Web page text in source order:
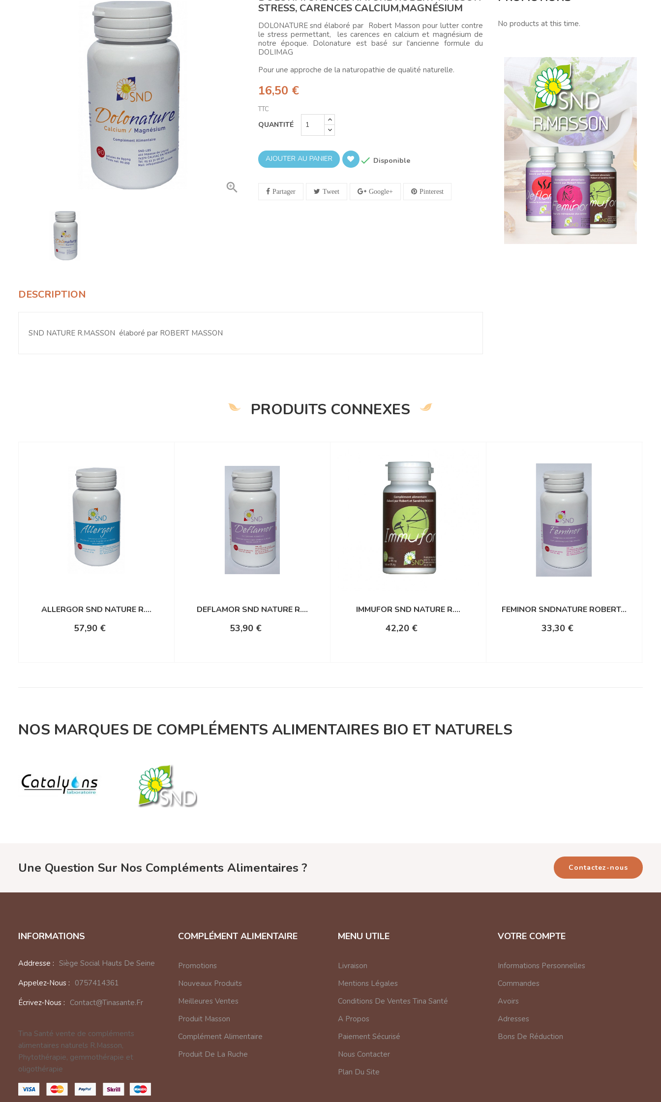

STRESS, CARENCES CALCIUM,MAGNÉSIUM
DOLONATURE snd élaboré par Robert Masson pour lutter contre
le stress permettant, les carences en calcium et magnésium de
notre époque. Dolonature est basé sur l'ancienne formule du
DOLIMAG
Pour une approche de la naturopathie de qualité naturelle.
16,50 €
TTC
QUANTITÉ
AJOUTER AU PANIER  Disponible
Partager Tweet Google+ Pinterest
DESCRIPTION
SND NATURE R.MASSON élaboré par ROBERT MASSON
No products at this time.
PRODUITS CONNEXES
ALLERGOR SND NATURE R....
57,90 €
DEFLAMOR SND NATURE R....
53,90 €
IMMUFOR SND NATURE R....
42,20 €
FEMINOR SNDNATURE ROBERT...
33,30 €
NOS MARQUES DE COMPLÉMENTS ALIMENTAIRES BIO ET NATURELS
Une Question Sur Nos Compléments Alimentaires ? Contactez-nous
INFORMATIONS
Addresse : Siège Social Hauts De Seine
Appelez-Nous : 0757414361
Écrivez-Nous : Contact@tinasante.fr
Tina Santé vente de compléments
alimentaires naturels R.Masson,
Phytothérapie, gemmothérapie et
oligothérapie
COMPLÉMENT ALIMENTAIRE
Promotions
Nouveaux Produits
Meilleures Ventes
Produit Masson
Complément Alimentaire
Produit De La Ruche
MENU UTILE
Livraison
Mentions Légales
Conditions De Ventes Tina Santé
A Propos
Paiement Sécurisé
Nous Contacter
Plan Du Site
VOTRE COMPTE
Informations Personnelles
Commandes
Avoirs
Adresses
Bons De Réduction